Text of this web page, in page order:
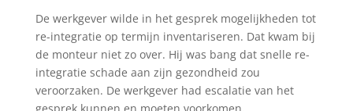
De werkgever wilde in het gesprek mogelijkheden tot
re-integratie op termijn inventariseren. Dat kwam bij
de monteur niet zo over. Hij was bang dat snelle re-
integratie schade aan zijn gezondheid zou
veroorzaken. De werkgever had escalatie van het